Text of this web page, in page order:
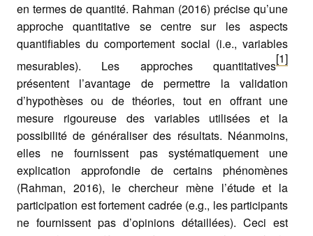
en termes de quantité. Rahman (2016) précise qu’une
approche quantitative se centre sur les aspects
quantifiables du comportement social (i.e., variables
mesurables). Les approches quantitatives[1]
présentent l’avantage de permettre la validation
d’hypothèses ou de théories, tout en offrant une
mesure rigoureuse des variables utilisées et la
possibilité de généraliser des résultats. Néanmoins,
elles ne fournissent pas systématiquement une
explication approfondie de certains phénomènes
(Rahman, 2016), le chercheur mène l’étude et la
participation est fortement cadrée (e.g., les participants
ne fournissent pas d’opinions détaillées). Ceci est